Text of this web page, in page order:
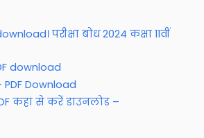
परीक्षा बोध 2024 कक्षा 11वीं
download
PDF Download
कहां से करें डाउनलोड –